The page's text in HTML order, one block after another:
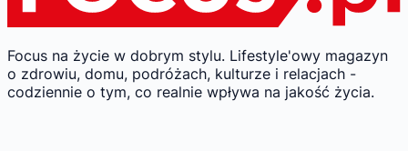
Focus na życie w dobrym stylu. Lifestyle'owy magazyn
o zdrowiu, domu, podróżach, kulturze i relacjach -
codziennie o tym, co realnie wpływa na jakość życia.